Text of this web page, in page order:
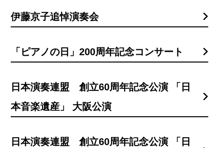
伊藤京子追悼演奏会
「ピアノの日」200周年記念コンサート
日本演奏連盟 創立60周年記念公演 「日
本音楽遺産」 大阪公演
日本演奏連盟 創立60周年記念公演 「日